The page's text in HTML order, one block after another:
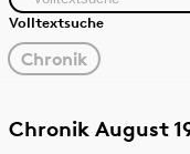
Volltextsuche
gewählter
Filter
Chronik
Quelle Zeitraum
Chronik August